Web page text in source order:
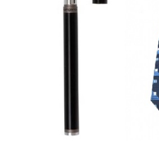
100 Lei - 200 Lei
200 Lei - 300 Lei